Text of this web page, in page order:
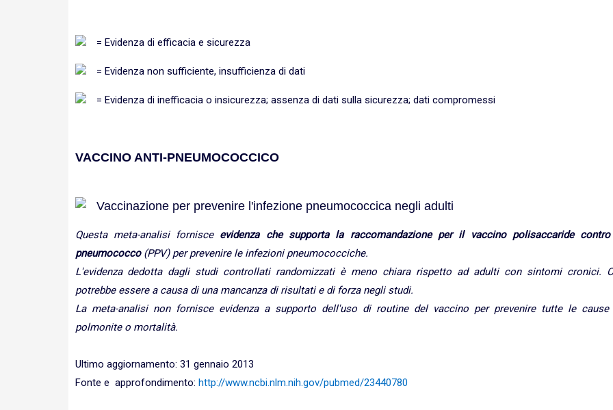
= Evidenza di efficacia e sicurezza
= Evidenza non sufficiente, insufficienza di dati
= Evidenza di inefficacia o insicurezza; assenza di dati sulla sicurezza; dati compromessi
VACCINO ANTI-PNEUMOCOCCICO
Vaccinazione per prevenire l'infezione pneumococcica negli adulti
Questa meta-analisi fornisce evidenza che supporta la raccomandazione per il vaccino polisaccaride
pneumococco(PPV) per prevenire le infezioni pneumococciche.
L'evidenza dedotta dagli studi controllati randomizzati è meno chiara rispetto ad adulti con sintomi cronici.
potrebbe essere a causa di una mancanza di risultati e di forza negli studi.
La meta-analisi non fornisce evidenza a supporto dell'uso di routine del vaccino per prevenire tutte le cause
polmonite o mortalità.
Ultimo aggiornamento: 31 gennaio 2013
Fonte e approfondimento: http://www.ncbi.nlm.nih.gov/pubmed/23440780